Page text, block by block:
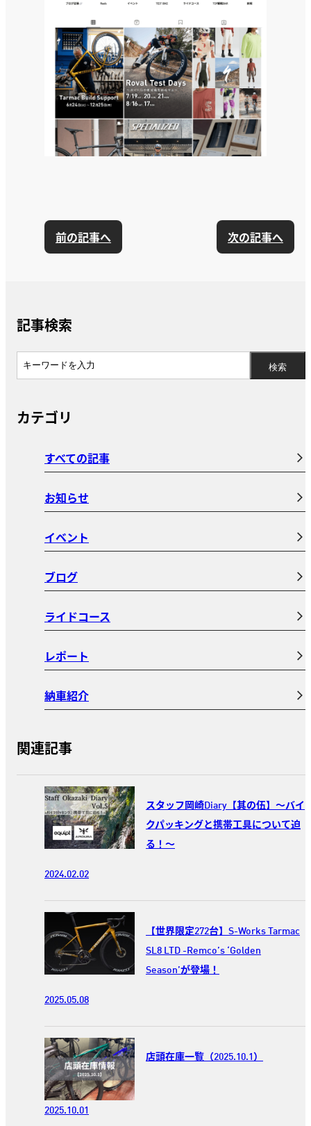
前の記事へ 次の記事へ
記事検索
カテゴリ
すべての記事
お知らせ
イベント
ブログ
ライドコース
レポート
納車紹介
関連記事
スタッフ岡崎Diary【其の伍】～バイ
クパッキングと携帯工具について迫
る！～
2024.02.02
【世界限定272台】S-Works Tarmac
SL8 LTD -Remco’s ‘Golden
Season’が登場！
2025.05.08
店頭在庫一覧（2025.10.1）
2025.10.01